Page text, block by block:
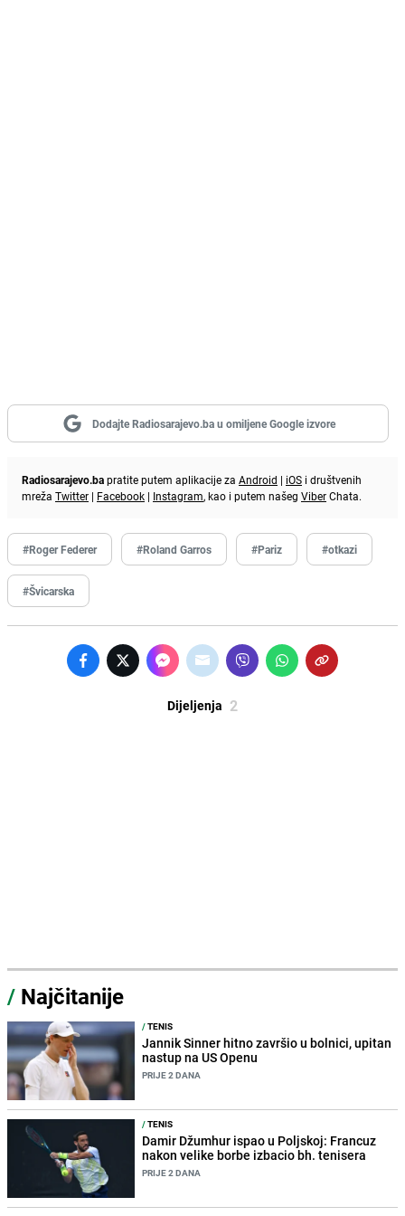
Dodajte Radiosarajevo.ba u omiljene Google izvore
Radiosarajevo.bapratite putem aplikacije za Android | iOS i društvenih
mreža Twitter | Facebook | Instagram, kao i putem našeg ViberChata.
#Roger Federer #Roland Garros #Pariz #otkazi
#Švicarska
Dijeljenja 2
/ Najčitanije
/TENIS
Jannik Sinner hitno završio u bolnici, upitan
nastup na US Openu
PRIJE 2 DANA
/TENIS
Damir Džumhur ispao u Poljskoj: Francuz
nakon velike borbe izbacio bh. tenisera
PRIJE 2 DANA